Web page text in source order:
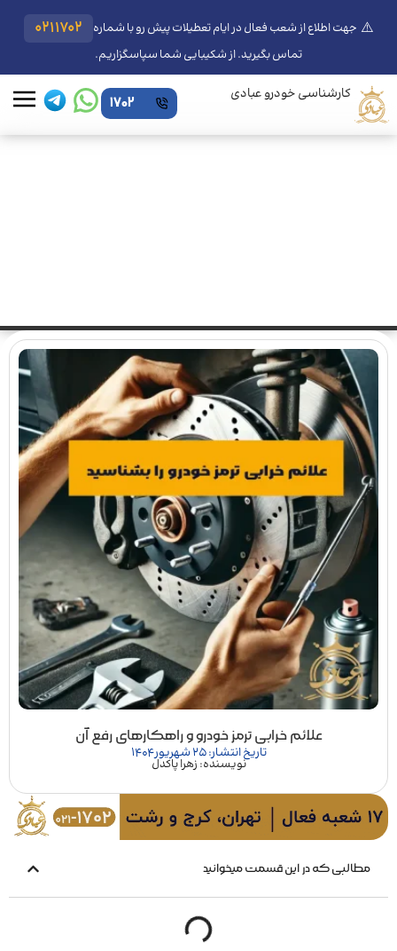
⚠️ جهت اطلاع از شعب فعال در ایام تعطیلات پیش رو با شماره 0211702
تماس بگیرید. از شکیبایی شما سپاسگزاریم.
کارشناسی خودرو عبادی 1702
علائم خرابی ترمز خودرو و راهکارهای رفع آن
تاریخ انتشار: 25 شهریور 1404
نویسنده: زهرا پاکدل
مطالبی که در این قسمت میخوانید